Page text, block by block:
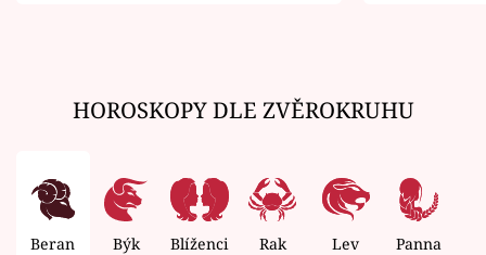
HOROSKOPY DLE ZVĚROKRUHU
Beran Býk Blíženci Rak Lev Panna